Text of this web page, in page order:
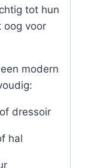
tot hun
oog voor
modern
dressoir
hal